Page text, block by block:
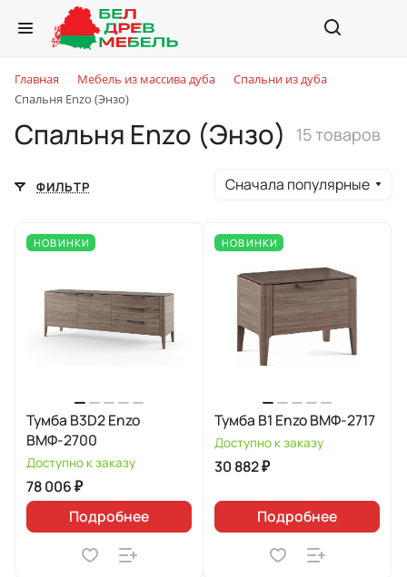
Главная Мебель из массива дуба
Спальни из дуба
Спальня Enzo (Энзо)
Спальня Enzo (Энзо) 15 товаров
ФИЛЬТР Сначала популярные
НОВИНКИ
Тумба B3D2 Enzo
ВМФ-2700
Доступно к заказу
78 006 ₽
Подробнее
НОВИНКИ
Тумба B1 Enzo ВМФ-2717
Доступно к заказу
30 882 ₽
Подробнее